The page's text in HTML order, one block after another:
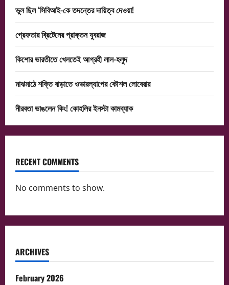
ভুল ছিল ‘সিবিআই-কে তদন্তের দায়িত্ব দেওয়া!
গ্রেফতার ব্রিটেনের প্রাক্তন যুবরাজ
কিশোর ভারতীতে খেলতেই আগ্রহী লাল-হলুদ
মাঝমাঠে শক্তি বাড়াতে ওভারল্যাপের কৌশল লোবেরার
নীরবতা ভাঙলেন কিং! কোহলির ইনস্টা কামব্যাক
RECENT COMMENTS
No comments to show.
ARCHIVES
February 2026